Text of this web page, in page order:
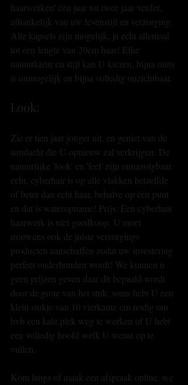
haarwerken' één jaar tot twee jaar verder,
afhankelijk van uw levenstijl en verzorging.
Alle kapsels zijn mogelijk, ja echt allemaal
tot een lengte van 20cm haar! Elke
natuurkleur en stijl kan U kiezen, bijna niets
is onmogelijk en bijna volledig onzichtbaar.
Look:
Zie er tien jaar jonger uit, en geniet van de
aandacht die U opnieuw zal verkrijgen. De
natuurlijke 'look' en 'feel' zijn onnavolgbaar
echt, cyberhair is op alle vlakken hetzelfde
of beter dan echt haar, behalve op één punt
en dat is wateropname! Prijs: Een cyberhair
haarwerk is niet goedkoop, U moet
trouwens ook de juiste verzorgings
producten aanschaffen zodat uw investering
perfect onderhouden wordt! We kunnen u
geen prijzen geven daar dit bepaald wordt
door de grote van het stuk, soms hebt U een
klein stukje van 10 vierkante cm nodig om
bvb een kale plek weg te werken of U hebt
een volledig hoofd welk U wenst op te
vullen.
Kom langs of maak een afspraak online, we